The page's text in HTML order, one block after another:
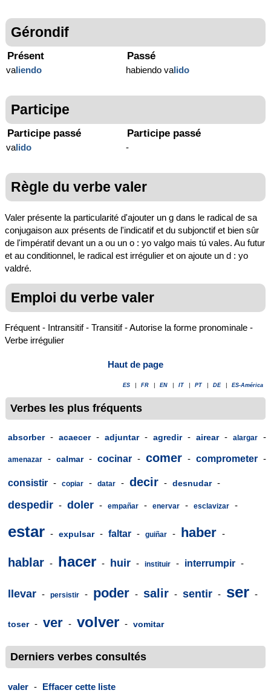
Gérondif
Présent
valiendo
Passé
habiendo valido
Participe
Participe passé
valido
Participe passé
-
Règle du verbe valer
Valer présente la particularité d'ajouter un g dans le radical de sa
conjugaison aux présents de l'indicatif et du subjonctif et bien sûr
de l'impératif devant un a ou un o : yo valgo mais tú vales. Au futur
et au conditionnel, le radical est irrégulier et on ajoute un d : yo
valdré.
Emploi du verbe valer
Fréquent - Intransitif - Transitif - Autorise la forme pronominale -
Verbe irrégulier
Haut de page
ES FR EN IT PT DE ES-América
Verbes les plus fréquents
absorber - acaecer - adjuntar - agredir - airear - alargar -
amenazar - calmar - cocinar - comer - comprometer -
consistir - copiar - datar - decir - desnudar -
despedir - doler - empañar - enervar - esclavizar -
estar - expulsar - faltar - guiñar - haber -
hablar - hacer - huir - instituir - interrumpir -
llevar - persistir - poder - salir - sentir - ser -
toser - ver - volver - vomitar
Derniers verbes consultés
valer - Effacer cette liste